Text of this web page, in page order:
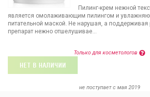
Пилинг-крем нежной
является омолаживающим пилингом и
питательной маской. Не нарушая, а поддерживая
препарат нежно отшелушивае...
Только для косметологов
НЕТ В НАЛИЧИИ
не поступает c мая 2019